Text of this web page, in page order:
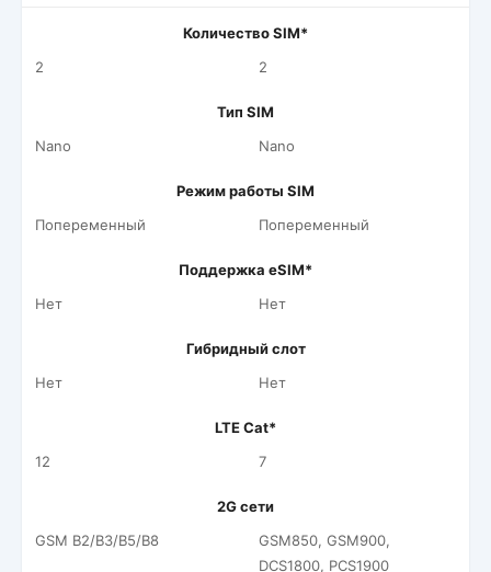
Количество SIM*
2
2
Тип SIM
Nano
Nano
Режим работы SIM
Попеременный
Попеременный
Поддержка eSIM*
Нет
Нет
Гибридный слот
Нет
Нет
LTE Cat*
12
7
2G сети
GSM B2/B3/B5/B8
GSM850, GSM900,
DCS1800, PCS1900